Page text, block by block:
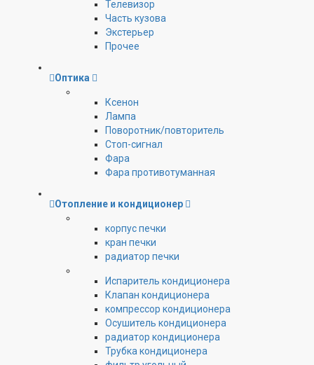
Телевизор
Часть кузова
Экстерьер
Прочее
Оптика
Ксенон
Лампа
Поворотник/повторитель
Стоп-сигнал
Фара
Фара противотуманная
Отопление и кондиционер
корпус печки
кран печки
радиатор печки
Испаритель кондиционера
Клапан кондиционера
компрессор кондиционера
Осушитель кондиционера
радиатор кондиционера
Трубка кондиционера